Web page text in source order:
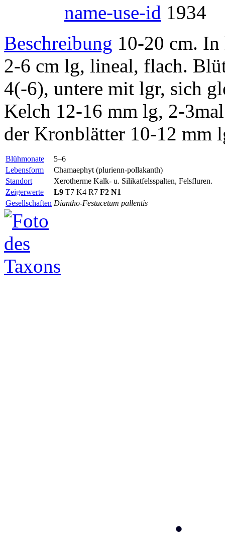
name-use-id 1934
Beschreibung 10-20 cm.
2-6 cm lg, lineal, flach.
4(-6), untere mit lgr, sich
Kelch 12-16 mm lg, 2-
der Kronblätter 10-12 mm
Blühmonate
5–6
Lebensform
Chamaephyt (plurienn-pollakanth)
Standort
Xerotherme Kalk- u. Silikatfelsspalten, Felsfluren.
Zeigerwerte
L9 T7 K4 R7 F2 N1
Gesellschaften Diantho-Festucetum pallentis